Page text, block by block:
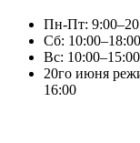
Пн-Пт:
Сб: 10:00–18:00
Вс: 10:00–15:00
20го июня
16:00